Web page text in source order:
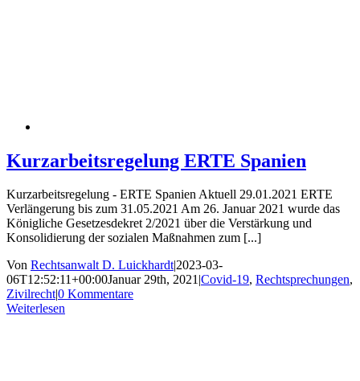
Kurzarbeitsregelung ERTE Spanien
Kurzarbeitsregelung - ERTE Spanien Aktuell 29.01.2021 ERTE
Verlängerung bis zum 31.05.2021 Am 26. Januar 2021 wurde das
Königliche Gesetzesdekret 2/2021 über die Verstärkung und
Konsolidierung der sozialen Maßnahmen zum [...]
Von Rechtsanwalt D. Luickhardt|2023-03-
06T12:52:11+00:00Januar 29th, 2021|Covid-19, Rechtsprechungen,
Zivilrecht|0 Kommentare
Weiterlesen